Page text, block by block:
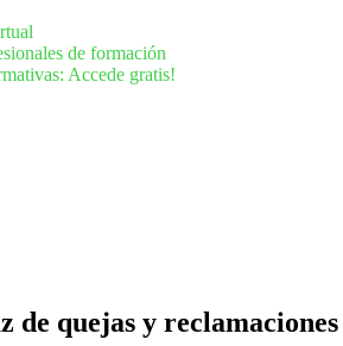
de formación
Accede gratis!
de quejas y reclamaciones